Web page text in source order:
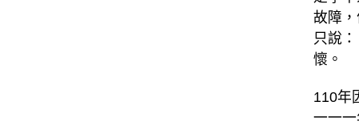
故障
只說
懷。
110年
一一